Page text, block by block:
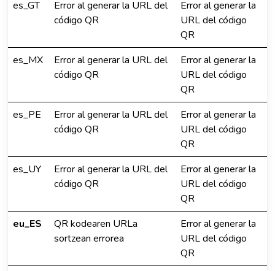
es_GT
Error al generar la URL del
código QR
Error al generar la
URL del código
QR
es_MX
Error al generar la URL del
código QR
Error al generar la
URL del código
QR
es_PE
Error al generar la URL del
código QR
Error al generar la
URL del código
QR
es_UY
Error al generar la URL del
código QR
Error al generar la
URL del código
QR
eu_ES
QR kodearen URLa
sortzean errorea
Error al generar la
URL del código
QR